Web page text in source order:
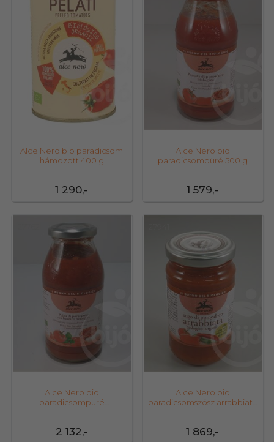
1 290,-
Alce Nero bio paradicsom
hámozott 400 g
1 579,-
Alce Nero bio
paradicsompüré 500 g
2 132,-
Alce Nero bio
paradicsompüré
1 869,-
Alce Nero bio
paradicsomszósz arrabbiata